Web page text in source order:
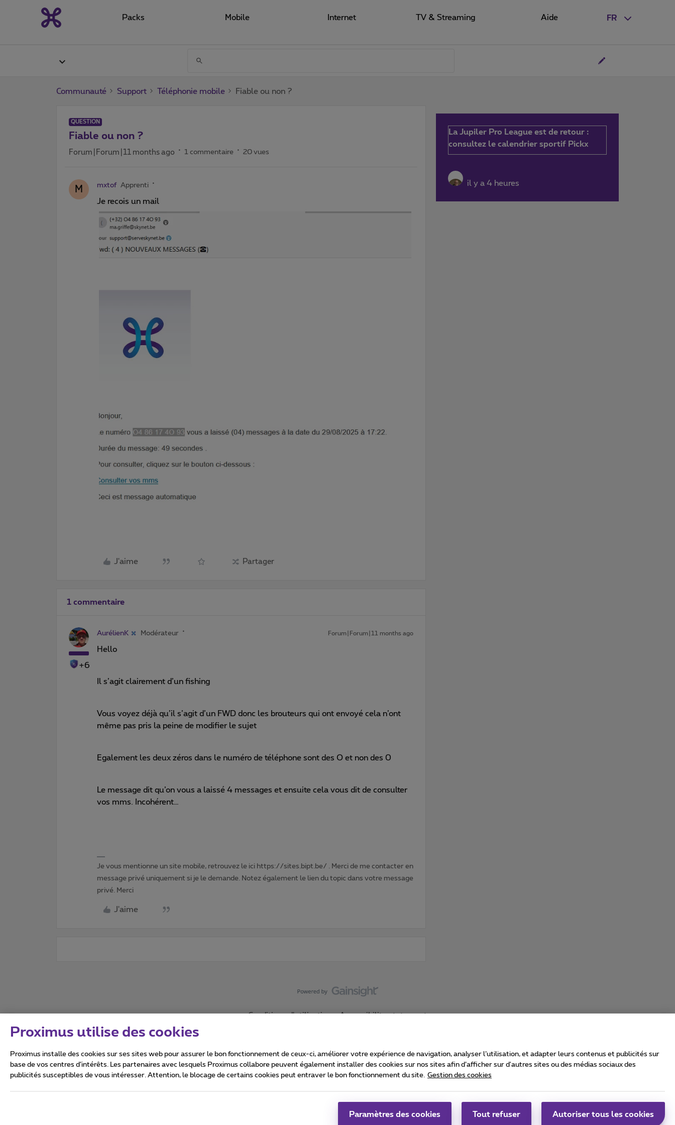
FR
Packs Mobile Internet TV & Streaming Aide
Communauté Support Téléphonie mobile Fiable ou non ?
QUESTION
Fiable ou non ?
Forum|Forum|11 months ago 1 commentaire 20 vues
M mxtof Apprenti
Je recois un mail
J'aime Partager
1 commentaire
+6
AurélienK Modérateur Forum|Forum|11 months ago
Hello
Il s’agit clairement d’un fishing
Vous voyez déjà qu’il s’agit d’un FWD donc les brouteurs qui ont envoyé cela n’ont
même pas pris la peine de modifier le sujet
Egalement les deux zéros dans le numéro de téléphone sont des O et non des 0
Le message dit qu’on vous a laissé 4 messages et ensuite cela vous dit de consulter
vos mms. Incohérent…
Je vous mentionne un site mobile, retrouvez le ici https://sites.bipt.be/ . Merci de me contacter en
message privé uniquement si je le demande. Notez également le lien du topic dans votre message
privé. Merci
J'aime
La Jupiler Pro League est de retour :
consultez le calendrier sportif Pickx
il y a 4 heures
Conditions d'utilisation Accessibility statement
Tous droits réservés. ©2026Proximus
Carrier & Wholesale Solutions
Proximus Group
|
Proximus utilise des cookies
Proximus installe des cookies sur ses sites web pour assurer le bon fonctionnement de ceux-ci, améliorer votre expérience de navigation, analyser l’utilisation, et adapter leurs contenus et publicités sur
base de vos centres d’intérêts. Les partenaires avec lesquels Proximus collabore peuvent également installer des cookies sur nos sites afin d’afficher sur d'autres sites ou des médias sociaux des
publicités susceptibles de vous intéresser. Attention, le blocage de certains cookies peut entraver le bon fonctionnement du site. Gestion des cookies
Paramètres des cookies Tout refuser Autoriser tous les cookies